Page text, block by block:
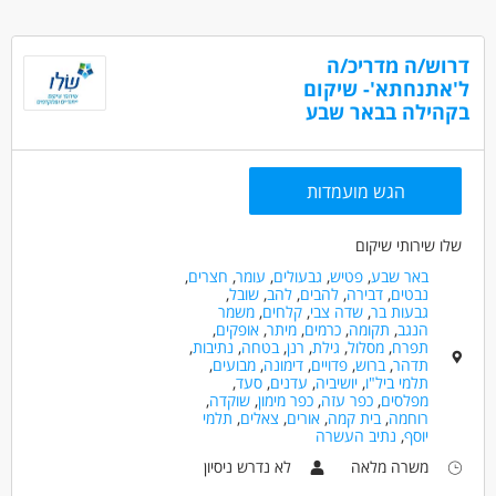
דרוש/ה מדריכ/ה
ל'אתנחתא'- שיקום
בקהילה בבאר שבע
הגש מועמדות
שלו שירותי שיקום
באר שבע,פטיש, גבעולים, עומר, חצרים,
נבטים,דבירה,להבים,להב,שובל,
גבעות בר,שדה צבי,קלחים,משמר
הנגב, תקומה,כרמים,מיתר,אופקים,
תפרח,מסלול, גילת, רנן,בטחה, נתיבות,
תדהר,ברוש,פדויים,דימונה,מבועים,
תלמי ביל"ו,יושיביה, עדנים,סעד,
מפלסים,כפר עזה,כפר מימון,שוקדה,
רוחמה,בית קמה,אורים, צאלים, תלמי
יוסף, נתיב העשרה
משרה מלאה
לא נדרש ניסיון